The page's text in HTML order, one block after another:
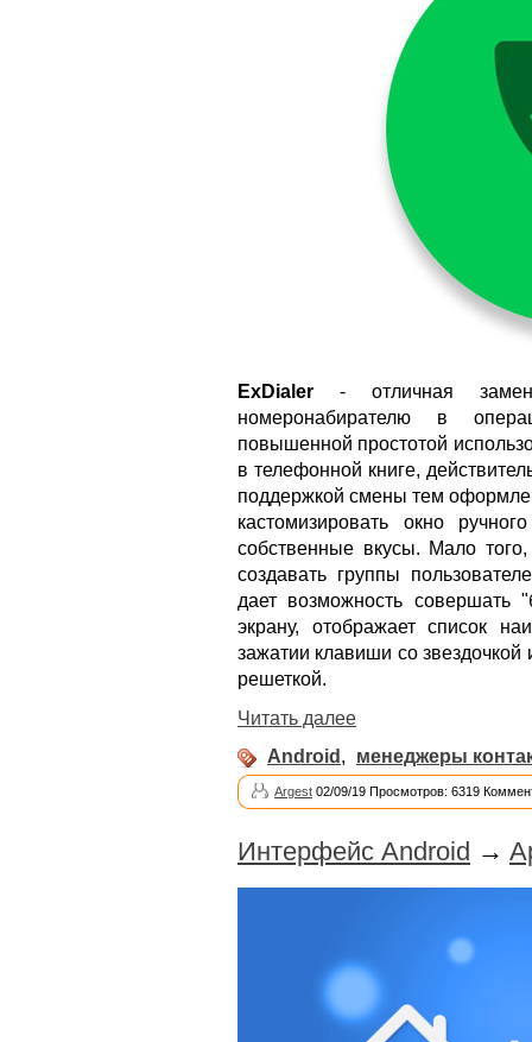
ExDialer - отличная
номеронабирателю в
повышенной простотой
в телефонной книге,
поддержкой смены тем
кастомизировать окно
собственные вкусы. Мало
создавать группы
дает возможность
экрану, отображает список
зажатии клавиши со
решеткой.
Читать далее
Android , менеджеры
Argest 02/09/19 Просмотров: 6319
Интерфейс Android →